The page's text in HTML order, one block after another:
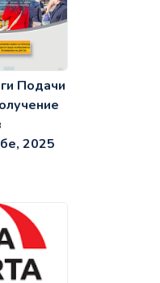
Подачи
2025